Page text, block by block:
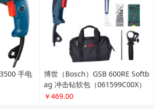
手电
博世（Bosch）GSB 600RE Softb
ag 冲击钻软包（061599C00X）
￥469.00